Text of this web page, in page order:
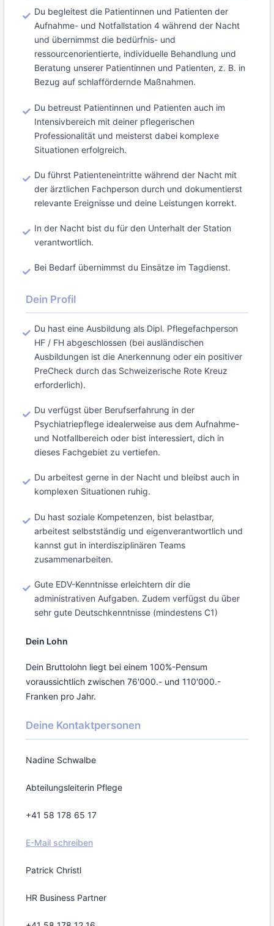
Du begleitest die Patientinnen und Patienten der
Aufnahme- und Notfallstation 4 während der Nacht
und übernimmst die bedürfnis- und
ressourcenorientierte, individuelle Behandlung und
Beratung unserer Patientinnen und Patienten, z. B. in
Bezug auf schlaffördernde Maßnahmen.
Du betreust Patientinnen und Patienten auch im
Intensivbereich mit deiner pflegerischen
Professionalität und meisterst dabei komplexe
Situationen erfolgreich.
Du führst Patienteneintritte während der Nacht mit
der ärztlichen Fachperson durch und dokumentierst
relevante Ereignisse und deine Leistungen korrekt.
In der Nacht bist du für den Unterhalt der Station
verantwortlich.
Bei Bedarf übernimmst du Einsätze im Tagdienst.
Dein Profil
Du hast eine Ausbildung als Dipl. Pflegefachperson
HF / FH abgeschlossen (bei ausländischen
Ausbildungen ist die Anerkennung oder ein positiver
PreCheck durch das Schweizerische Rote Kreuz
erforderlich).
Du verfügst über Berufserfahrung in der
Psychiatriepflege idealerweise aus dem Aufnahme-
und Notfallbereich oder bist interessiert, dich in
dieses Fachgebiet zu vertiefen.
Du arbeitest gerne in der Nacht und bleibst auch in
komplexen Situationen ruhig.
Du hast soziale Kompetenzen, bist belastbar,
arbeitest selbstständig und eigenverantwortlich und
kannst gut in interdisziplinären Teams
zusammenarbeiten.
Gute EDV-Kenntnisse erleichtern dir die
administrativen Aufgaben. Zudem verfügst du über
sehr gute Deutschkenntnisse (mindestens C1)
Dein Lohn
Dein Bruttolohn liegt bei einem 100%-Pensum
voraussichtlich zwischen 76'000.- und 110'000.-
Franken pro Jahr.
Deine Kontaktpersonen
Nadine Schwalbe
Abteilungsleiterin Pflege
+41 58 178 65 17
E-Mail schreiben
Patrick Christl
HR Business Partner